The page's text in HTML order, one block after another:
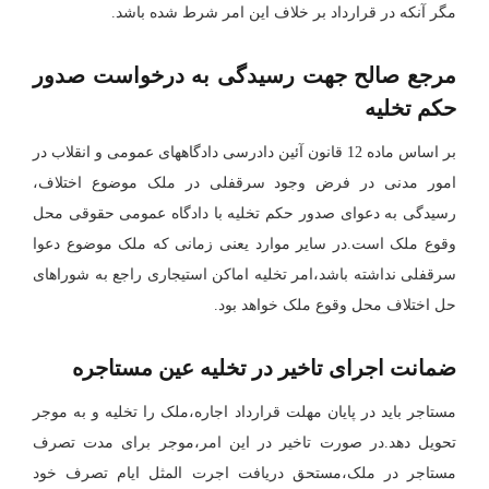
مگر آنکه در قرارداد بر خلاف این امر شرط شده باشد.
مرجع صالح جهت رسیدگی به درخواست صدور
حکم تخلیه
بر اساس ماده 12 قانون آئین دادرسی دادگاههای عمومی و انقلاب در
امور مدنی در فرض وجود سرقفلی در ملک موضوع اختلاف،
رسیدگی به دعوای صدور حکم تخلیه با دادگاه عمومی حقوقی محل
وقوع ملک است.در سایر موارد یعنی زمانی که ملک موضوع دعوا
سرقفلی نداشته باشد،امر تخلیه اماکن استیجاری راجع به شوراهای
حل اختلاف محل وقوع ملک خواهد بود.
ضمانت اجرای تاخیر در تخلیه عین مستاجره
مستاجر باید در پایان مهلت قرارداد اجاره،ملک را تخلیه و به موجر
تحویل دهد.در صورت تاخیر در این امر،موجر برای مدت تصرف
مستاجر در ملک،مستحق دریافت اجرت المثل ایام تصرف خود